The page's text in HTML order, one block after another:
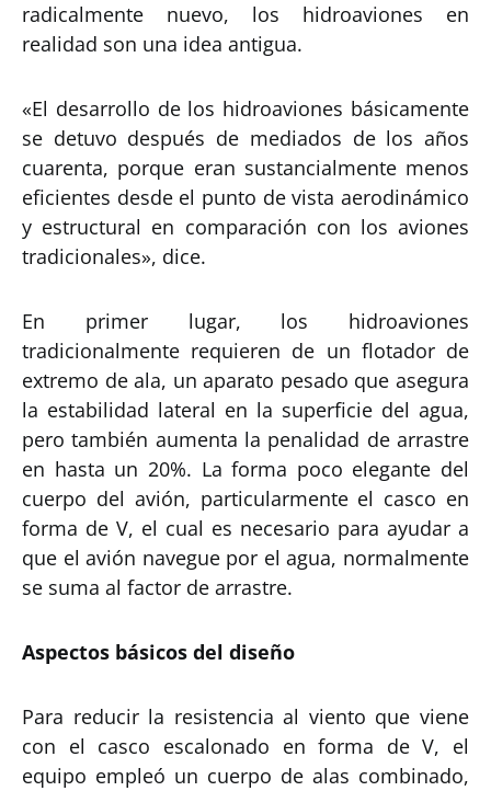
radicalmente nuevo, los hidroaviones en
realidad son una idea antigua.
«El desarrollo de los hidroaviones básicamente
se detuvo después de mediados de los años
cuarenta, porque eran sustancialmente menos
eficientes desde el punto de vista aerodinámico
y estructural en comparación con los aviones
tradicionales», dice.
En primer lugar, los hidroaviones
tradicionalmente requieren de un flotador de
extremo de ala, un aparato pesado que asegura
la estabilidad lateral en la superficie del agua,
pero también aumenta la penalidad de arrastre
en hasta un 20%. La forma poco elegante del
cuerpo del avión, particularmente el casco en
forma de V, el cual es necesario para ayudar a
que el avión navegue por el agua, normalmente
se suma al factor de arrastre.
Aspectos básicos del diseño
Para reducir la resistencia al viento que viene
con el casco escalonado en forma de V, el
equipo empleó un cuerpo de alas combinado,